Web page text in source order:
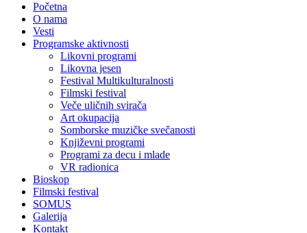
Početna
O nama
Vesti
Programske aktivnosti
Likovni programi
Likovna jesen
Festival Multikulturalnosti
Filmski festival
Veče uličnih svirača
Art okupacija
Somborske muzičke svečanosti
Književni programi
Programi za decu i mlade
VR radionica
Bioskop
Filmski festival
SOMUS
Galerija
Kontakt